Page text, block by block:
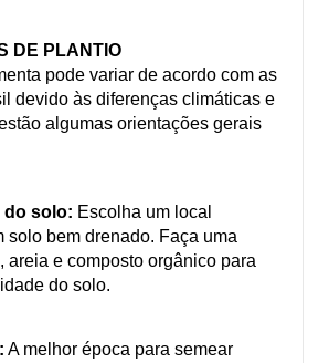
DE PLANTIO
pode variar de acordo com as
devido às diferenças climáticas e
algumas orientações gerais
do solo: Escolha um local
solo bem drenado. Faça uma
areia e composto orgânico para
do solo.
A melhor época para semear